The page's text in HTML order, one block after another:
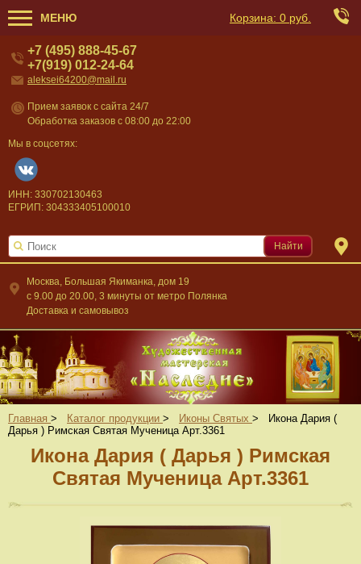
МЕНЮ Корзина: 0 руб.
Москва, Большая Якиманка, дом 19
c 9.00 до 20.00, 3 минуты от метро Полянка
Доставка и самовывоз
+7 (495) 888-45-67
+7(919) 012-24-64
aleksei64200@mail.ru
Прием заявок с сайта 24/7
Обработка заказов с 08:00 до 22:00
Мы в соцсетях:
ИНН: 330702130463
ЕГРИП: 304333405100010
Найти
Главная > Каталог продукции > Иконы Святых >
Икона Дария (
Дарья ) Римская Святая Мученица Арт.3361
Икона Дария ( Дарья ) Римская
Святая Мученица Арт.3361